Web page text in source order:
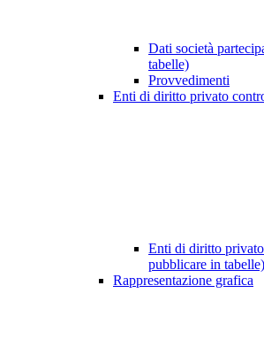
Dati società
tabelle)
Provvedimenti
Enti di diritto privato
Enti di diritto
pubblicare in tabelle)
Rappresentazione grafica